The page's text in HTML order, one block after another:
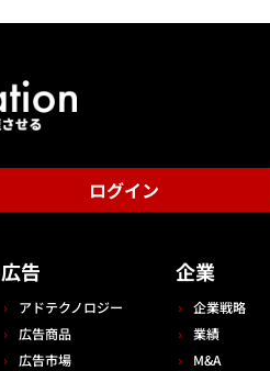
ログイン
広告
アドテクノロジー
広告商品
広告市場
企業
企業戦略
業績
M&A